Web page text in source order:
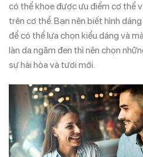
có thể khoe được ưu điểm cơ thể
trên cơ thể. Bạn nên biết hình
để có thể lựa chọn kiểu dáng và
làn da ngăm đen thì nên chọn
sự hài hòa và tươi mới.